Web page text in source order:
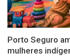
Porto Seguro
mulheres